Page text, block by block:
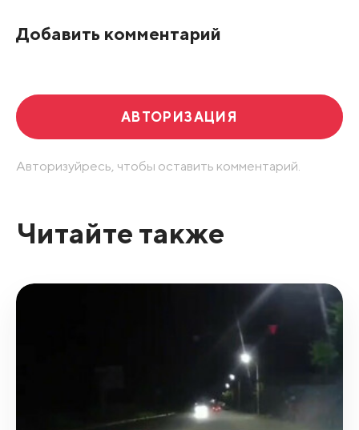
Добавить комментарий
АВТОРИЗАЦИЯ
Авторизуйресь, чтобы оставить комментарий.
Читайте также